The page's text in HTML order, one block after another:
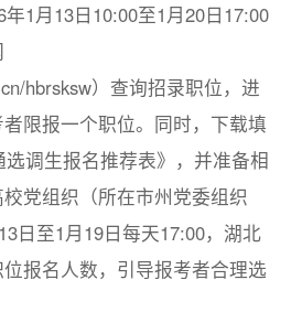
1月13日10:00至1月20日17:00
hbrsksw）查询招录职位，进
限报一个职位。同时，下载填
调生报名推荐表》，并准备相
党组织（所在市州党委组织
日至1月19日每天17:00，湖北
报名人数，引导报考者合理选